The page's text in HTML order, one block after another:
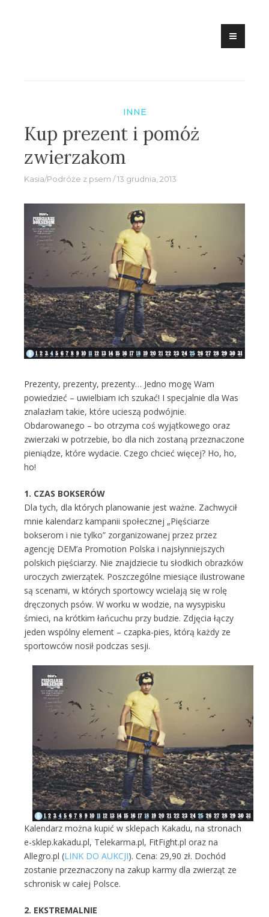
INNE
Kup prezent i pomóż
zwierzakom
Kasia/Podróże z psem 13 grudnia, 2013
Prezenty, prezenty, prezenty… Jedno mogę Wam
powiedzieć – uwielbiam ich szukać! I specjalnie dla Was
znalazłam takie, które ucieszą podwójnie.
Obdarowanego – bo otrzyma coś wyjątkowego oraz
zwierzaki w potrzebie, bo dla nich zostaną przeznaczone
pieniądze, które wydacie. Czego chcieć więcej? Ho, ho,
ho!
1. CZAS BOKSERÓW
Dla tych, dla których planowanie jest ważne. Zachwycił
mnie kalendarz kampanii społecznej „Pięściarze
bokserom i nie tylko” zorganizowanej przez przez
agencję DEM’a Promotion Polska i najsłynniejszych
polskich pięściarzy. Nie znajdziecie tu słodkich obrazków
uroczych zwierzątek. Poszczególne miesiące ilustrowane
są scenami, w których sportowcy wcielają się w rolę
dręczonych psów. W worku w wodzie, na wysypisku
śmieci, na krótkim łańcuchu przy budzie. Zdjęcia łączy
jeden wspólny element – czapka-pies, którą każdy ze
sportowców nosił podczas sesji.
Kalendarz można kupić w sklepach Kakadu, na stronach
e-sklep.kakadu.pl, Telekarma.pl, FitFight.pl oraz na
Allegro.pl (LINK DO AUKCJI). Cena: 29,90 zł. Dochód
zostanie przeznaczony na zakup karmy dla zwierząt ze
schronisk w całej Polsce.
2. EKSTREMALNIE